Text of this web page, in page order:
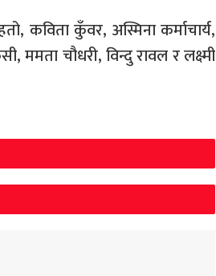
कविता कुँवर, अस्मिना कर्माचार्य,
ममता चौधरी, विन्दु रावल र लक्ष्मी